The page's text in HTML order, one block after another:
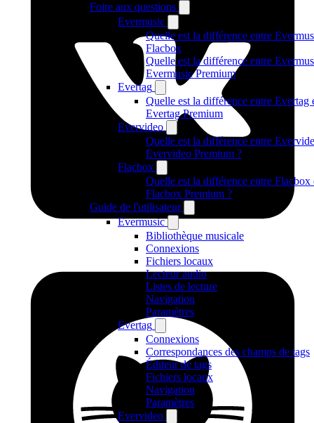
Foire aux questions
Evermusic
Quelle est la différence entre
Flacbox
Quelle est la différence entre
Evermusic Premium
Evertag
Quelle est la différence entre Evertag
Evertag Premium
Evervideo
Quelle est la différence entre
Evervideo Premium ?
Flacbox
Quelle est la différence entre Flacbox
Flacbox Premium ?
Guide de l'utilisateur
Evermusic
Bibliothèque musicale
Connexions
Fichiers locaux
Lecteur audio
Listes de lecture
Navigation
Paramètres
Evertag
Connexions
Correspondances des champs de tags
Éditeur de tags
Fichiers locaux
Navigation
Paramètres
Evervideo